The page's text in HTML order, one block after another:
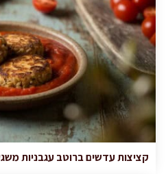
קציצות עדשים ברוטב עגבניות